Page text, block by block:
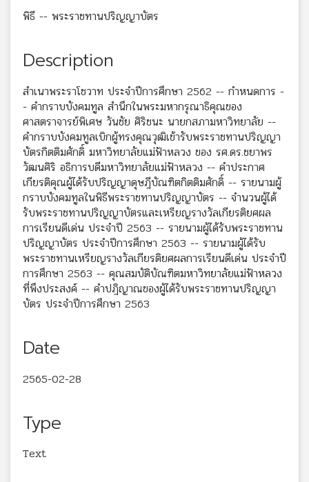
พิธี -- พระราชทานปริญญาบัตร
Description
สำเนาพระราโชวาท ประจำปีการศึกษา 2562 -- กำหนดการ -
- คำกราบบังคมทูล สำนึกในพระมหากรุณาธิคุณของ
ศาสตราจารย์พิเศษ วันชัย ศิริชนะ นายกสภามหาวิทยาลัย --
คำกราบบังคมทูลเบิกผู้ทรงคุณวุฒิเข้ารับพระราชทานปริญญา
บัตรกิตติมศักดิ์ มหาวิทยาลัยแม่ฟ้าหลวง ของ รศ.ดร.ชยาพร
วัฒนศิริ อธิการบดีมหาวิทยาลัยแม่ฟ้าหลวง -- คำประกาศ
เกียรติคุณผู้ได้รับปริญญาดุษฎีบัณฑิตกิตติมศักดิ์ -- รายนามผู้
กราบบังคมทูลในพิธีพระราชทานปริญญาบัตร -- จำนวนผู้ได้
รับพระราชทานปริญญาบัตรและเหรียญรางวัลเกียรติยศผล
การเรียนดีเด่น ประจำปี 2563 -- รายนามผู้ได้รับพระราชทาน
ปริญญาบัตร ประจำปีการศึกษา 2563 -- รายนามผู้ได้รับ
พระราชทานเหรียญรางวัลเกียรติยศผลการเรียนดีเด่น ประจำปี
การศึกษา 2563 -- คุณสมบัติบัณฑิตมหาวิทยาลัยแม่ฟ้าหลวง
ที่พึงประสงค์ -- คำปฎิญาณของผู้ได้รับพระราชทานปริญญา
บัตร ประจำปีการศึกษา 2563
Date
2565-02-28
Type
Text